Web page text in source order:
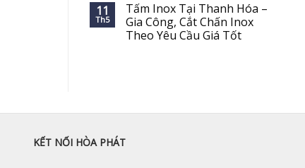
11
Th5
Tấm Inox Tại Thanh Hóa –
Gia Công, Cắt Chấn Inox
Theo Yêu Cầu Giá Tốt
KẾT NỐI HÒA PHÁT